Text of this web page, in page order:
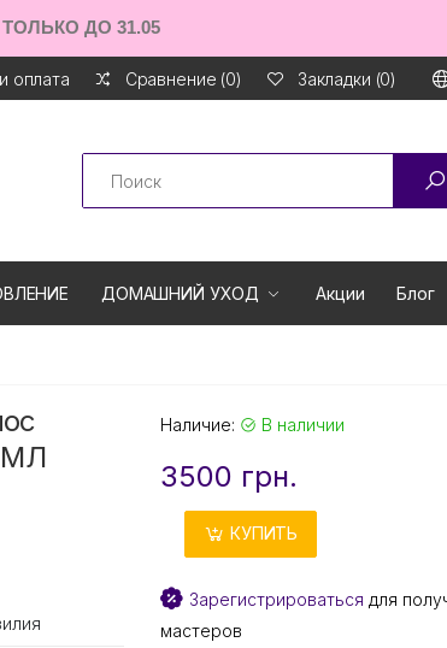
ДО 31.05
оплата Сравнение (0) Закладки (0)
Search
ДОМАШНИЙ УХОД Акции Блог
МЛ
Наличие: В наличии
3500 грн.
КУПИТЬ
Зарегистрироваться для
мастеров